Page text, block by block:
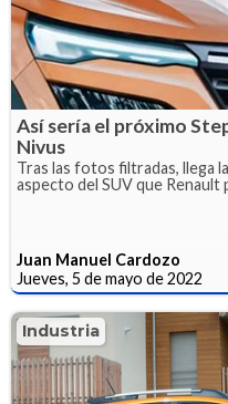
Así sería el próximo
Nivus
Tras las fotos filtradas, llega
aspecto del SUV que Renault
Juan Manuel Cardozo
Jueves, 5 de mayo de 2022
Industria